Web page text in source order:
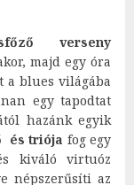
verseny
majd egy óra
a blues világába
egy tapodtat
hazánk egyik
és triója fog egy
kiváló virtuóz
népszerűsíti az